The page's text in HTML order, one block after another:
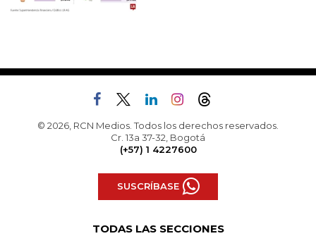
© 2026, RCN Medios. Todos los derechos reservados.
Cr. 13a 37-32, Bogotá
(+57) 1 4227600
SUSCRÍBASE
TODAS LAS SECCIONES